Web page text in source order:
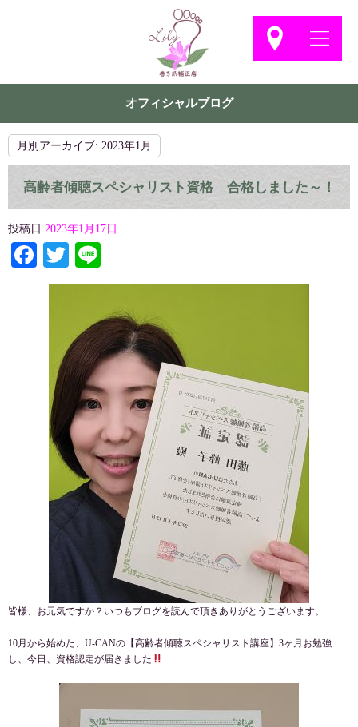
オフィシャルブログ
月別アーカイブ: 2023年1月
高齢者傾聴スペシャリスト資格 合格しました～！
投稿日 2023年1月17日
Facebook
Twitter
皆様、お元気ですか？いつもブログを読んで頂きありがとうございます。
10月から始めた、U-CANの【高齢者傾聴スペシャリスト講座】3ヶ月お勉強
し、今日、資格認定が届きました